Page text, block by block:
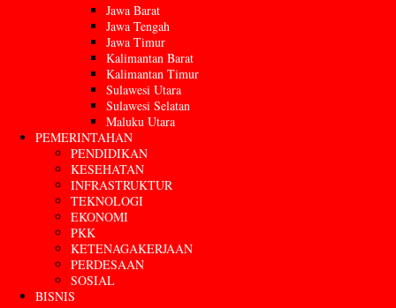
Jawa Barat
Jawa Tengah
Jawa Timur
Kalimantan Barat
Kalimantan Timur
Sulawesi Utara
Sulawesi Selatan
Maluku Utara
PEMERINTAHAN
PENDIDIKAN
KESEHATAN
INFRASTRUKTUR
TEKNOLOGI
EKONOMI
PKK
KETENAGAKERJAAN
PERDESAAN
SOSIAL
BISNIS